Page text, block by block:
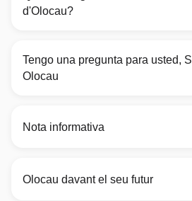
d'Olocau?
Tengo una pregunta para usted,
Olocau
Nota informativa
Olocau davant el seu futur